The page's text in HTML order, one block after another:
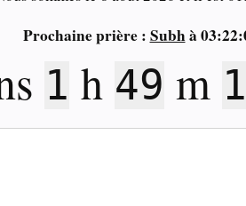
Prochaine prière : Subhà
1 h 49 m